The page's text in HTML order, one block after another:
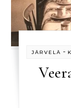
JÄRVELÄ -